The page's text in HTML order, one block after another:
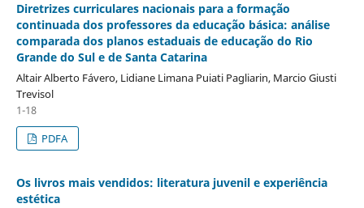
Diretrizes curriculares nacionais para a formação
continuada dos professores da educação básica: análise
comparada dos planos estaduais de educação do Rio
Grande do Sul e de Santa Catarina
Altair Alberto Fávero, Lidiane Limana Puiati Pagliarin, Marcio Giusti
Trevisol
1-18
PDFA
Os livros mais vendidos: literatura juvenil e experiência
estética